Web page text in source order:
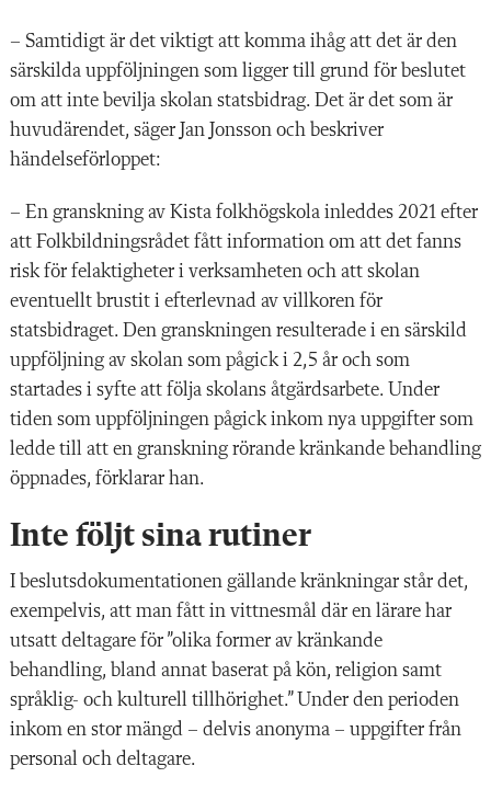
– Samtidigt är det viktigt att komma ihåg att det är den
särskilda uppföljningen som ligger till grund för beslutet
om att inte bevilja skolan statsbidrag. Det är det som är
huvudärendet, säger Jan Jonsson och beskriver
händelseförloppet:
– En granskning av Kista folkhögskola inleddes 2021 efter
att Folkbildningsrådet fått information om att det fanns
risk för felaktigheter i verksamheten och att skolan
eventuellt brustit i efterlevnad av villkoren för
statsbidraget. Den granskningen resulterade i en särskild
uppföljning av skolan som pågick i 2,5 år och som
startades i syfte att följa skolans åtgärdsarbete. Under
tiden som uppföljningen pågick inkom nya uppgifter som
ledde till att en granskning rörande kränkande behandling
öppnades, förklarar han.
Inte följt sina rutiner
I beslutsdokumentationen gällande kränkningar står det,
exempelvis, att man fått in vittnesmål där en lärare har
utsatt deltagare för ”olika former av kränkande
behandling, bland annat baserat på kön, religion samt
språklig- och kulturell tillhörighet.” Under den perioden
inkom en stor mängd – delvis anonyma – uppgifter från
personal och deltagare.